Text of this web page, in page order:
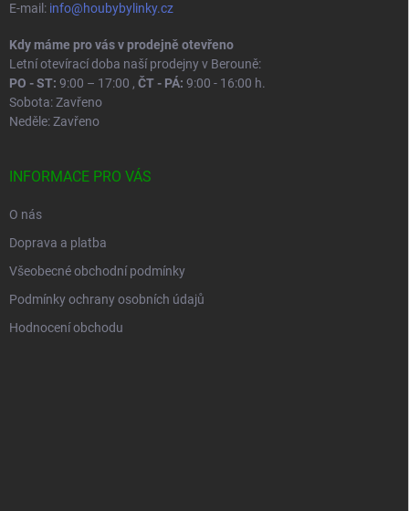
E-mail: info@houbybylinky.cz
Kdy máme pro vás v prodejně otevřeno
Letní otevírací doba naší prodejny v Berouně:
PO - ST: 9:00 – 17:00 , ČT - PÁ: 9:00 - 16:00 h.
Sobota: Zavřeno
Neděle: Zavřeno
INFORMACE PRO VÁS
O nás
Doprava a platba
Všeobecné obchodní podmínky
Podmínky ochrany osobních údajů
Hodnocení obchodu